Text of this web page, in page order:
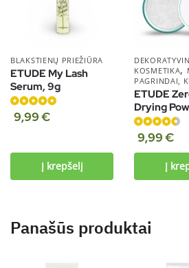
BLAKSTIENŲ PRIEŽIŪRA
ETUDE My Lash
Serum, 9g
Įvertinimas:
9,99€
Į krepšelį
KOSMETIKA,
PAGRINDAI,
ETUDE
Drying
Įvertinimas:
9,99€
Į
Panašūs produktai